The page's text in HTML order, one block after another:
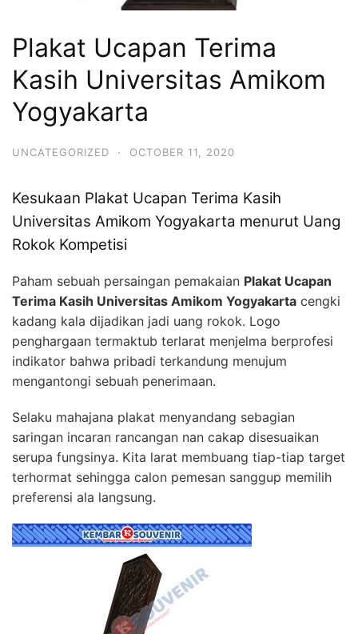
Plakat Ucapan Terima
Kasih Universitas Amikom
Yogyakarta
UNCATEGORIZED · OCTOBER 11, 2020
Kesukaan Plakat Ucapan Terima Kasih
Universitas Amikom Yogyakarta menurut Uang
Rokok Kompetisi
Paham sebuah persaingan pemakaian Plakat Ucapan
Terima Kasih Universitas Amikom Yogyakarta cengki
kadang kala dijadikan jadi uang rokok. Logo
penghargaan termaktub terlarat menjelma berprofesi
indikator bahwa pribadi terkandung menujum
mengantongi sebuah penerimaan.
Selaku mahajana plakat menyandang sebagian
saringan incaran rancangan nan cakap disesuaikan
serupa fungsinya. Kita larat membuang tiap-tiap target
terhormat sehingga calon pemesan sanggup memilih
preferensi ala langsung.